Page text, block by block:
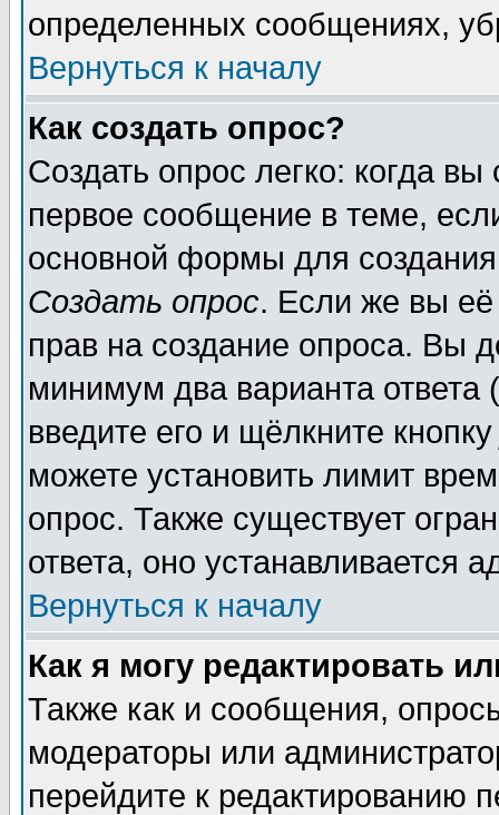
определенных сообщениях,
Вернуться к началу
Как создать опрос?
Создать опрос легко: когда
первое сообщение в теме,
основной формы для
Создать опрос. Если же вы её
прав на создание опроса. Вы
минимум два варианта ответа
введите его и щёлкните
можете установить лимит
опрос. Также существует
ответа, оно устанавливается
Вернуться к началу
Как я могу редактировать
Также как и сообщения,
модераторы или
перейдите к редактированию